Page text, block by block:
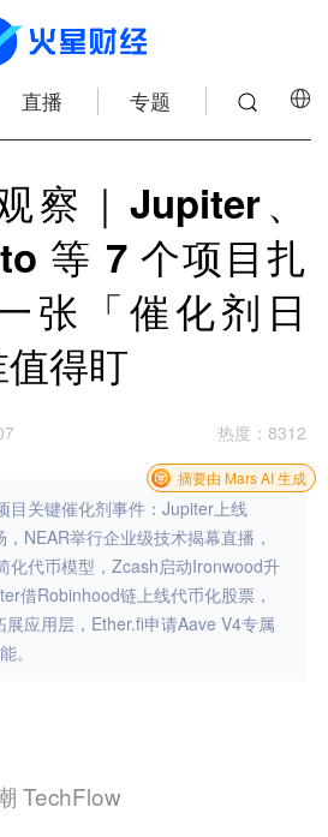
直播 专题
察｜Jupiter、
等 7 个项目扎
张「催化剂日
得盯
热度 ：8312
目关键催化剂事件：Jupiter上线
NEAR举行企业级技术揭幕直播，
化代币模型，Zcash启动Ironwood升
借Robinhood链上线代币化股票，
应用层，Ether.fi申请Aave V4专属
。
摘要由 Mars AI 生成
TechFlow